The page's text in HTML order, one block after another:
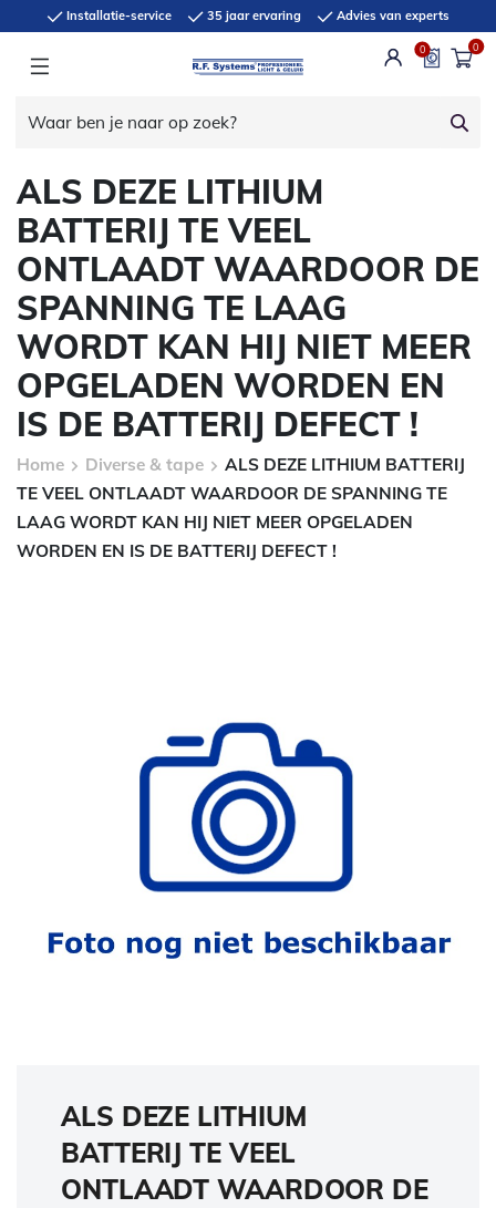
Installatie-service 35 jaar ervaring Advies van experts
0 0
ALS DEZE LITHIUM
BATTERIJ TE VEEL
ONTLAADT WAARDOOR DE
SPANNING TE LAAG
WORDT KAN HIJ NIET MEER
OPGELADEN WORDEN EN
IS DE BATTERIJ DEFECT !
Home Diverse & tape
ALS DEZE LITHIUM BATTERIJ
TE VEEL ONTLAADT WAARDOOR DE SPANNING TE
LAAG WORDT KAN HIJ NIET MEER OPGELADEN
WORDEN EN IS DE BATTERIJ DEFECT !
ALS DEZE LITHIUM
BATTERIJ TE VEEL
ONTLAADT WAARDOOR DE